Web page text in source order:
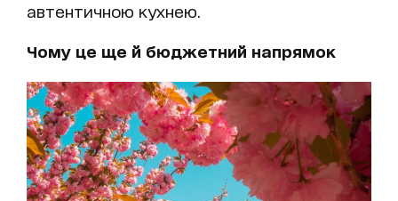
автентичною кухнею.
Чому це ще й бюджетний напрямок